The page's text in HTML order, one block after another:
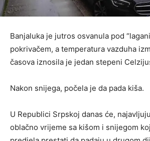
Banjaluka je jutros osvanula pod
pokrivačem, a temperatura vazduha
časova iznosila je jedan stepeni
Nakon snijega, počela je da pada kiša.
U Republici Srpskoj danas će,
oblačno vrijeme sa kišom i snijegom